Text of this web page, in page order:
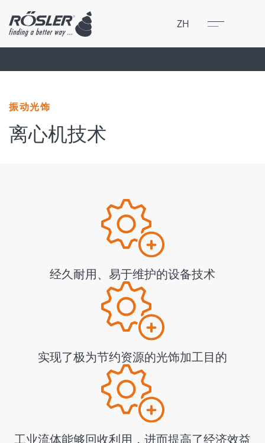
ZH 菜单
关闭
振动光饰
离心机技术
经久耐用、易于维护的设备技术
实现了极为节约资源的光饰加工目的
工业流体能够回收利用，进而提高了经济效益